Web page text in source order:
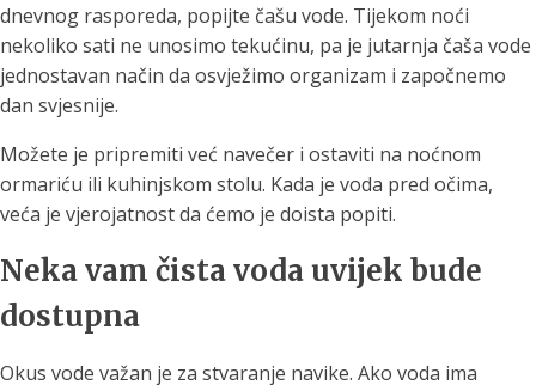
dnevnog rasporeda, popijte čašu vode. Tijekom noći
nekoliko sati ne unosimo tekućinu, pa je jutarnja čaša vode
jednostavan način da osvježimo organizam i započnemo
dan svjesnije.
Možete je pripremiti već navečer i ostaviti na noćnom
ormariću ili kuhinjskom stolu. Kada je voda pred očima,
veća je vjerojatnost da ćemo je doista popiti.
Neka vam čista voda uvijek bude
dostupna
Okus vode važan je za stvaranje navike. Ako voda ima